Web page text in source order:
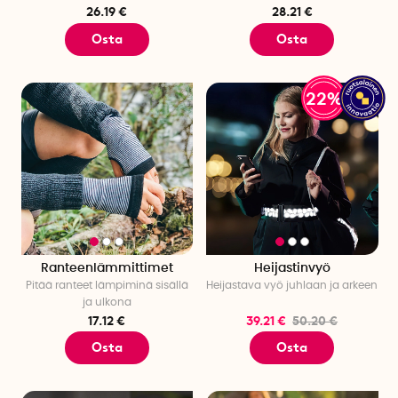
kiinnitetään ranteeseen, jossa se on käden ulottuvilla
nikkaroidessa.
Sähkökäyttöinen sytytin Lyx
– Ladattava
sähkökäyttöinen sytytin, jolla esimerkiksi kynttilöiden ja
kaasulieden sytyttäminen käy helposti. Kaasun sijaan
sytyttimessä on ladattavat akut.
Lompakon paikannin– Paras joululahja on se, että äiti
ei hävitä lompakkoaan. Lompakon paikannin on pieni
kortti, jonka avulla äiti löytää helposti lompakkonsa.
Korttia säilytetään lompakossa muiden korttien kanssa.
Jos hän kadottaa lompakkonsa, kortti piippaa, jotta hän
löytää sen nopeasti.
Hajuvesipullo Travalo– Täydellinen äidille reissun
päällä! Tämä pieni, uudelleentäytettävä pullo mahtuu
helposti laukkuun ja siihen mahtuu noin 65 suihkausta
näet jäljellä olevan määrän. Helppo täyttää
suuremmista pulloista. Kätevä ja matkaystävällinen
käden ulottuvilla!
26.19 €
Osta
28.21 €
Osta
Ranteenlämmittimet
Pitää ranteet lämpiminä sisällä
ja ulkona
17.12 €
Osta
22%
Heijastinvyö
Heijastava vyö juhlaan ja arkeen
39.21 € 50.20 €
Osta